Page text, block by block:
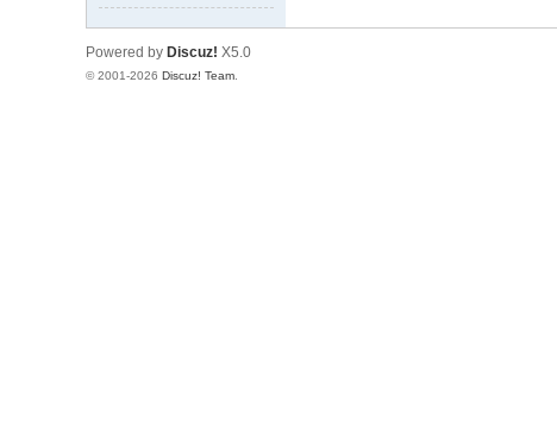
Powered by Discuz! X5.0
© 2001-2026 Discuz! Team